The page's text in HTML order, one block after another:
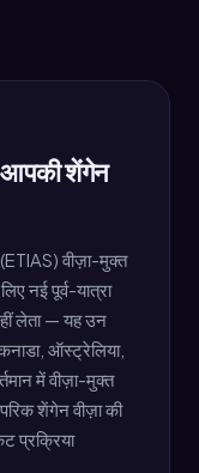
शेंगेन
(ETIAS) वीज़ा-मुक्त
नई पूर्व-यात्रा
लेता — यह उन
ऑस्ट्रेलिया,
में वीज़ा-मुक्त
शेंगेन वीज़ा की
प्रक्रिया